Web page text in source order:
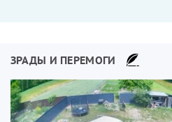
ЗРАДЫ И ПЕРЕМОГИ